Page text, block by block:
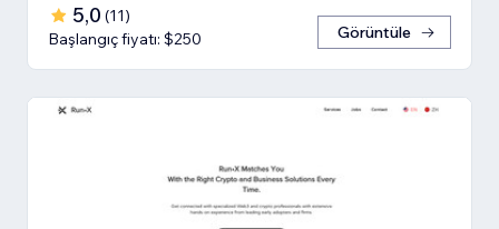
5,0 (11)
Başlangıç fiyatı: $250
Görüntüle